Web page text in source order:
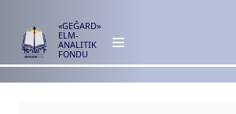
«GEĞARD»
ELM-
ANALITIK
FONDU